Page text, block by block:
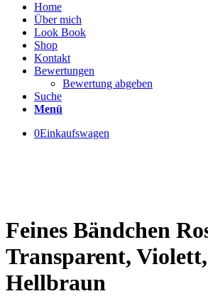
Home
Über mich
Look Book
Shop
Kontakt
Bewertungen
Bewertung abgeben
Suche
Menü
0Einkaufswagen
Feines Bändchen
Transparent, Violett,
Hellbraun